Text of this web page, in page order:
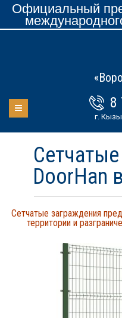
Официальный
8
г.
DoorHan
Сетчатые заграждения
территории и